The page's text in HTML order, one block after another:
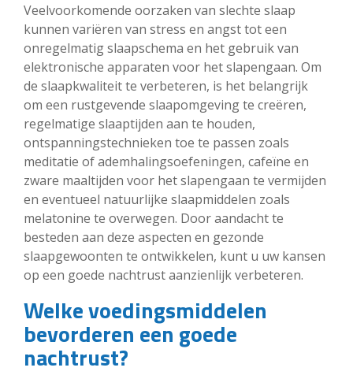
Veelvoorkomende oorzaken van slechte slaap
kunnen variëren van stress en angst tot een
onregelmatig slaapschema en het gebruik van
elektronische apparaten voor het slapengaan. Om
de slaapkwaliteit te verbeteren, is het belangrijk
om een rustgevende slaapomgeving te creëren,
regelmatige slaaptijden aan te houden,
ontspanningstechnieken toe te passen zoals
meditatie of ademhalingsoefeningen, cafeïne en
zware maaltijden voor het slapengaan te vermijden
en eventueel natuurlijke slaapmiddelen zoals
melatonine te overwegen. Door aandacht te
besteden aan deze aspecten en gezonde
slaapgewoonten te ontwikkelen, kunt u uw kansen
op een goede nachtrust aanzienlijk verbeteren.
Welke voedingsmiddelen
bevorderen een goede
nachtrust?